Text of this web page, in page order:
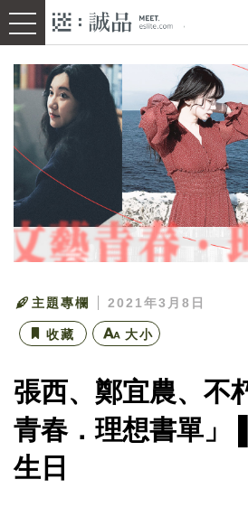
主題專欄 2021年3月8日
收藏 大小
張西、鄭宜農、不
青春．理想書單」
生日